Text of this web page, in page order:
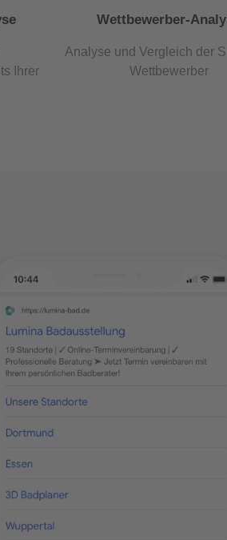
Ihrer
Wettbewerber-
Analyse und Vergleich der
Wettbewerber